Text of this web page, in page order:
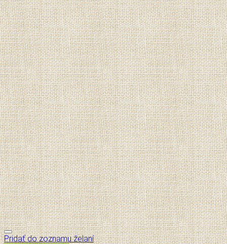
Pridať do zoznamu želaní